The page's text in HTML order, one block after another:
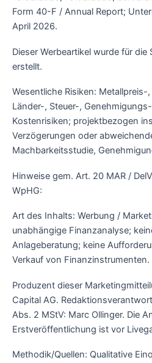
Form 40-F / Annual Report;
April 2026.
Dieser Werbeartikel wurde für die
erstellt.
Wesentliche Risiken:
Länder-, Steuer-,
Kostenrisiken; projektbezogen
Verzögerungen oder
Machbarkeitsstudie,
Hinweise gem. Art. 20 MAR /
WpHG:
Art des Inhalts: Werbung /
unabhängige Finanzanalyse;
Anlageberatung; keine
Verkauf von Finanzinstrumenten.
Produzent dieser
Capital AG.
Abs. 2 MStV: Marc Ollinger. Die
Erstveröffentlichung ist vor
Methodik/Quellen: Qualitative